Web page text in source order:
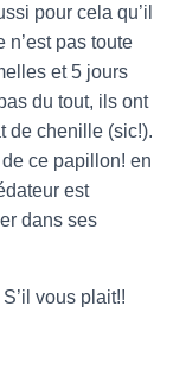
pour cela qu’il
n’est pas toute
et 5 jours
du tout, ils ont
de chenille (sic!).
ce papillon! en
est
dans ses
vous plait!!